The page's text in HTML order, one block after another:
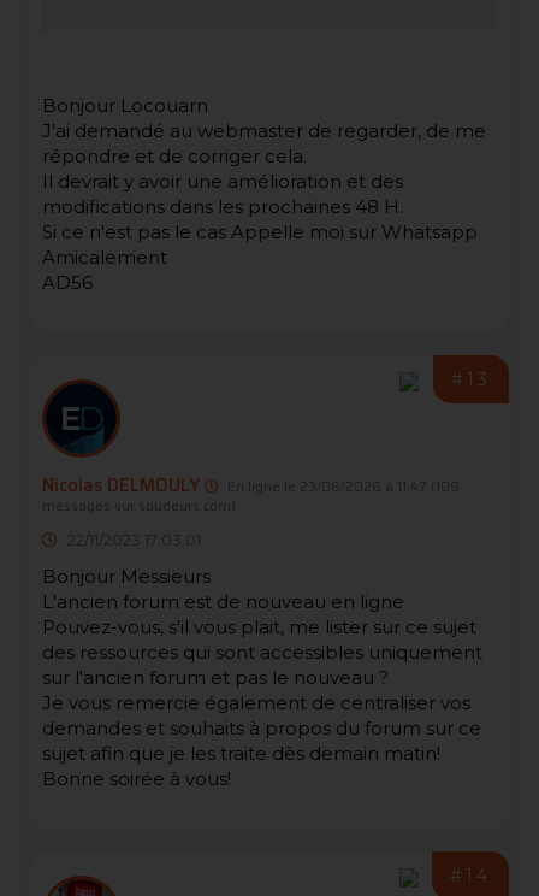
Bonjour Locouarn
J'ai demandé au webmaster de regarder, de me
répondre et de corriger cela.
Il devrait y avoir une amélioration et des
modifications dans les prochaines 48 H.
Si ce n'est pas le cas Appelle moi sur Whatsapp
Amicalement
AD56
#13
Nicolas DELMOULY En ligne le 23/06/2026 à 11:47 (109
messages sur soudeurs.com)
22/11/2023 17:03:01
Bonjour Messieurs
L'ancien forum est de nouveau en ligne
Pouvez-vous, s'il vous plait, me lister sur ce sujet
des ressources qui sont accessibles uniquement
sur l'ancien forum et pas le nouveau ?
Je vous remercie également de centraliser vos
demandes et souhaits à propos du forum sur ce
sujet afin que je les traite dès demain matin!
Bonne soirée à vous!
#14